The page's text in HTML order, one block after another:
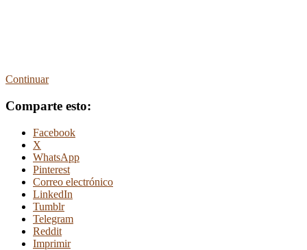
Continuar
Comparte esto:
Facebook
X
WhatsApp
Pinterest
Correo electrónico
LinkedIn
Tumblr
Telegram
Reddit
Imprimir